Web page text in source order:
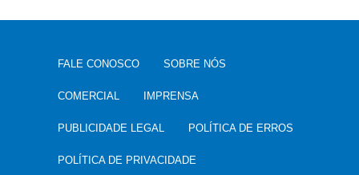
FALE CONOSCO SOBRE NÓS
COMERCIAL IMPRENSA
PUBLICIDADE LEGAL POLÍTICA DE ERROS
POLÍTICA DE PRIVACIDADE